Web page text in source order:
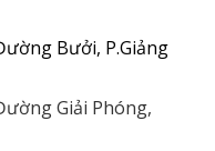
Bưởi, P.Giảng
Giải Phóng,